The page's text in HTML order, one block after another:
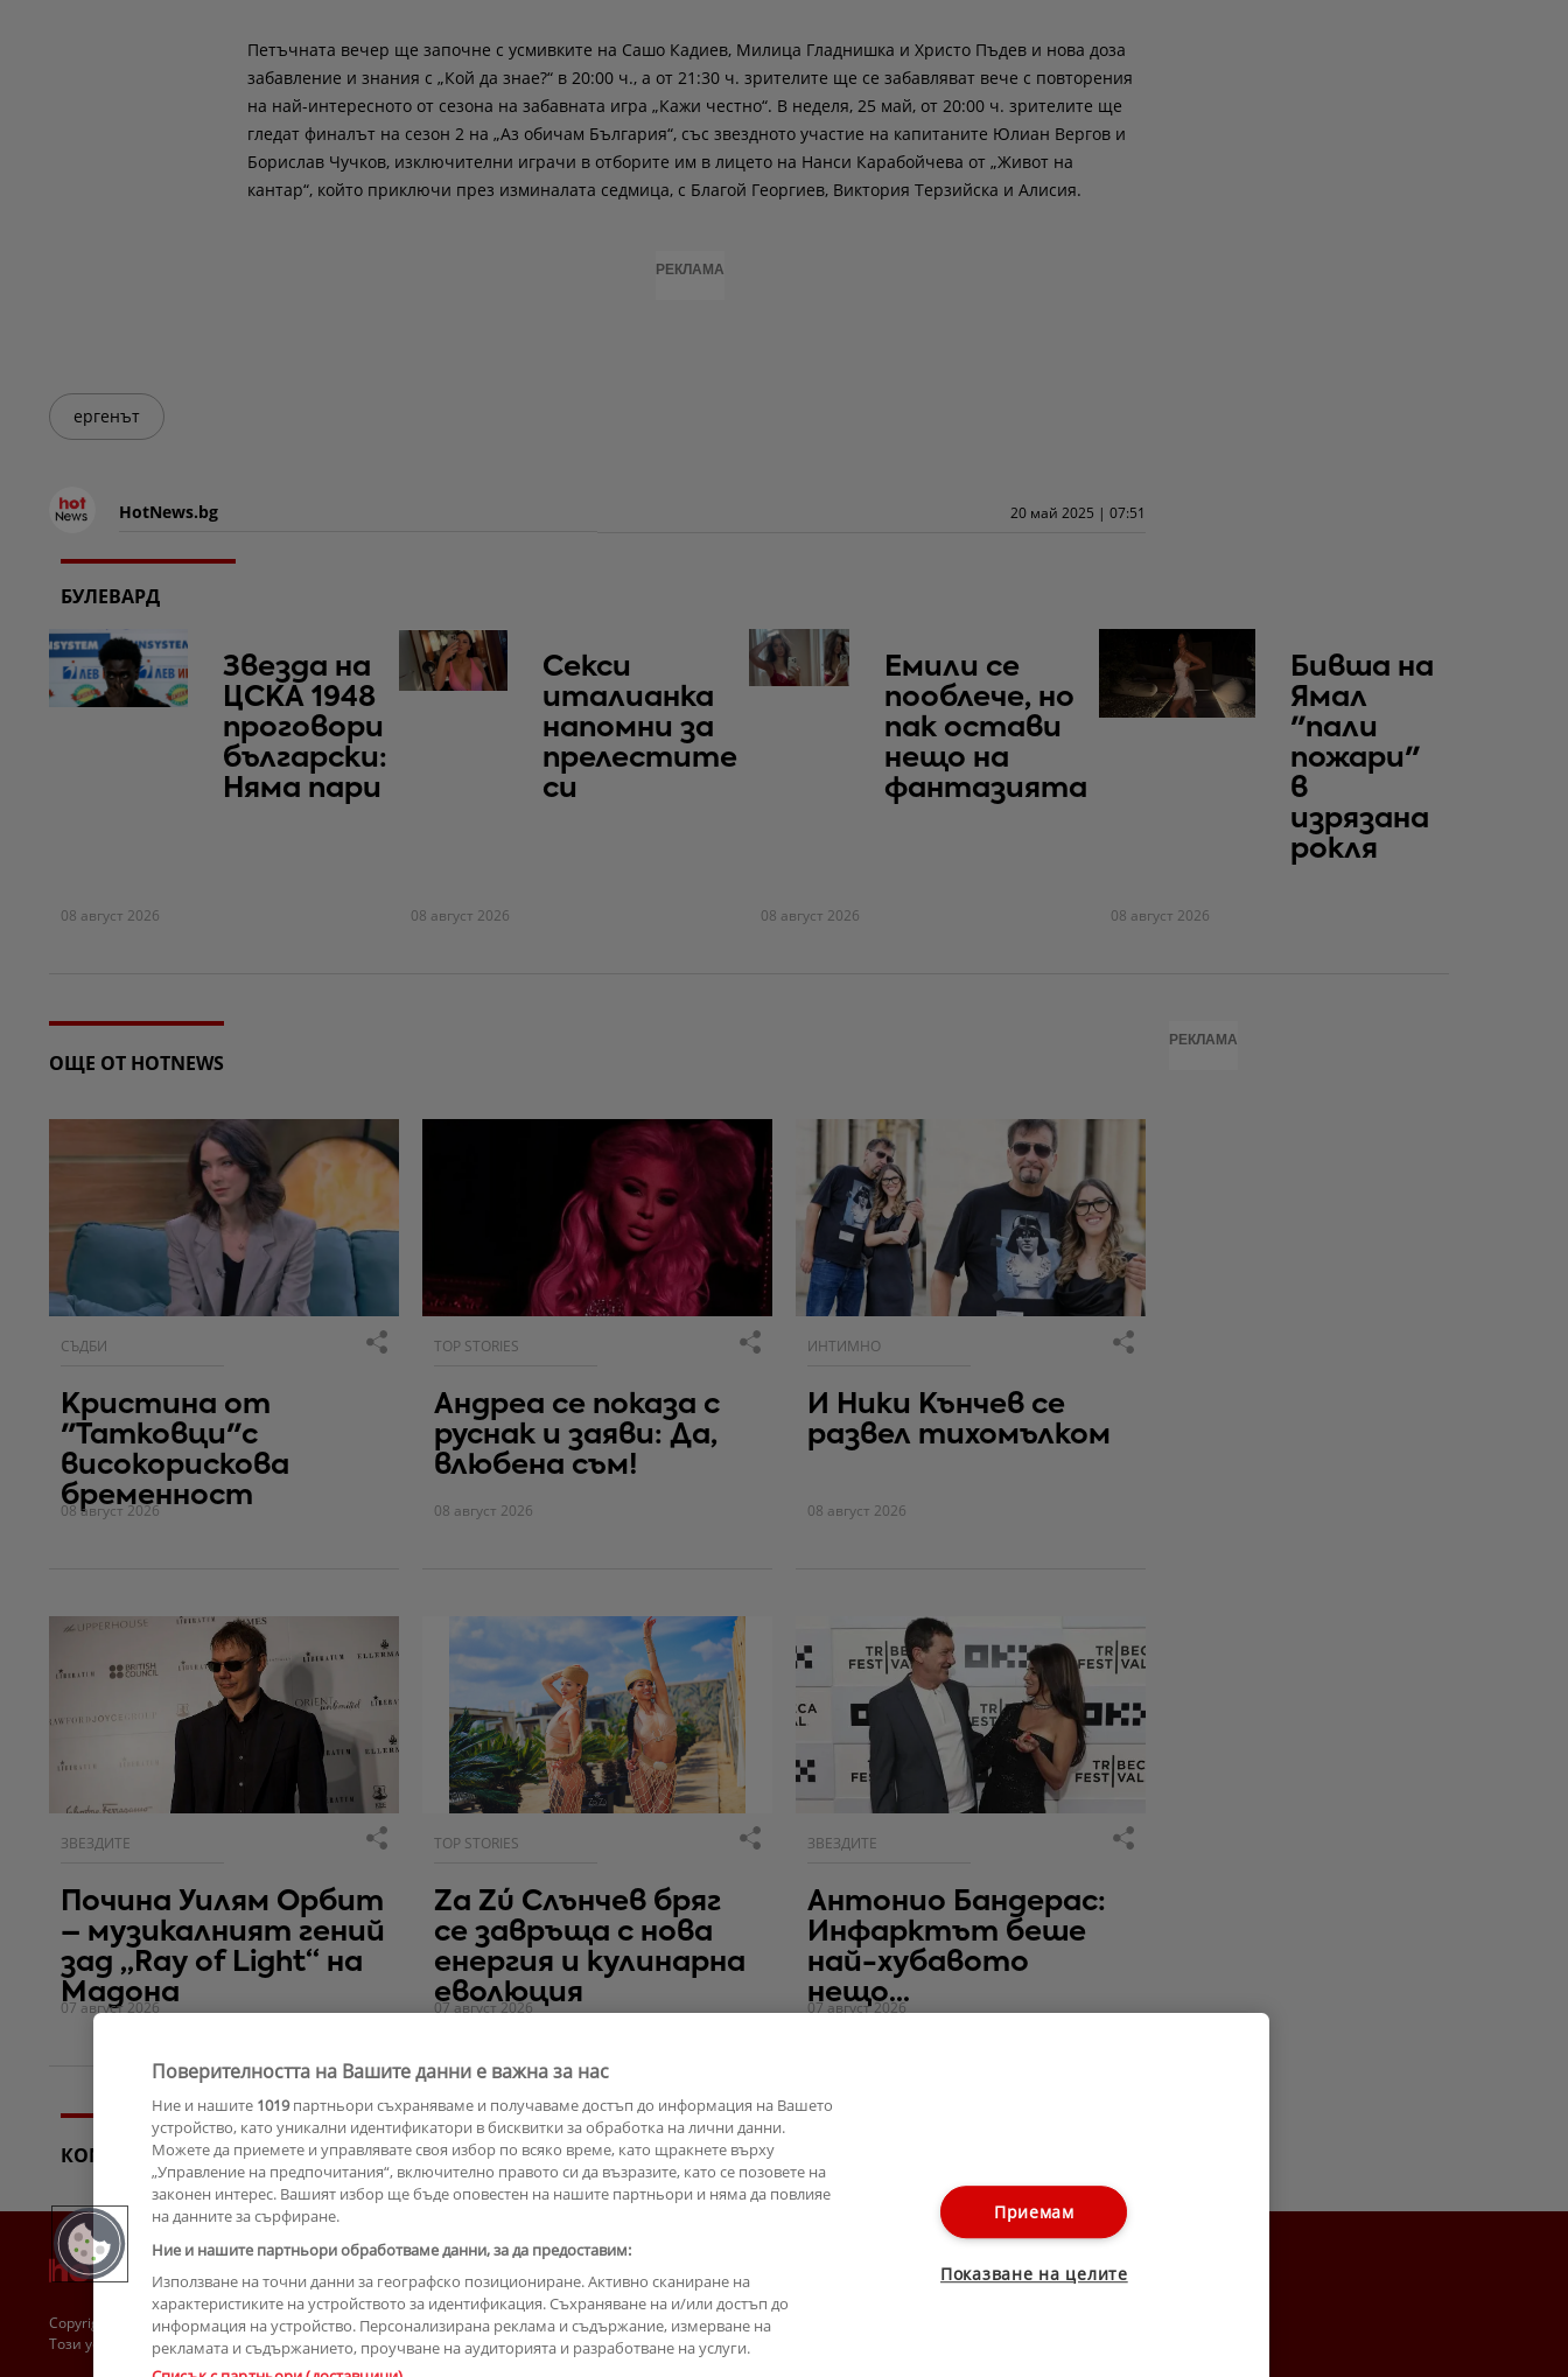
Петъчната вечер ще започне с усмивките на Сашо Кадиев, Милица Гладнишка и Христо Пъдев и нова доза
забавление и знания с „Кой да знае?“ в 20:00 ч., а от 21:30 ч. зрителите ще се забавляват вече с повторения
на най-интересното от сезона на забавната игра „Кажи честно“. В неделя, 25 май, от 20:00 ч. зрителите ще
гледат финалът на сезон 2 на „Аз обичам България“, със звездното участие на капитаните Юлиан Вергов и
Борислав Чучков, изключителни играчи в отборите им в лицето на Нанси Карабойчева от „Живот на
кантар“, който приключи през изминалата седмица, с Благой Георгиев, Виктория Терзийска и Алисия.
РЕКЛАМА
ергенът
HotNews.bg 20 май 2025 | 07:51
БУЛЕВАРД
Звезда на
ЦСКА 1948
проговори
български:
Няма пари
08 август 2026
Секси
италианка
напомни за
прелестите
си
08 август 2026
Емили се
пооблече, но
пак остави
нещо на
фантазията
08 август 2026
Бивша на
Ямал
"пали
пожари"
в
изрязана
рокля
08 август 2026
ОЩЕ ОТ HOTNEWS
СЪДБИ
Кристина от
"Татковци"с
високорискова
бременност
08 август 2026
TOP STORIES
Андреа се показа с
руснак и заяви: Да,
влюбена съм!
08 август 2026
ИНТИМНО
И Ники Кънчев се
развел тихомълком
08 август 2026
ЗВЕЗДИТЕ
Почина Уилям Орбит
– музикалният гений
зад „Ray of Light“ на
Мадона
07 август 2026
TOP STORIES
Za Zú Слънчев бряг
се завръща с нова
енергия и кулинарна
еволюция
07 август 2026
ЗВЕЗДИТЕ
Антонио Бандерас:
Инфарктът беше
най-хубавото
нещо...
07 август 2026
РЕКЛАМА
КОМЕНТАРИ
Copyright © 2007-2026 Hotnews.bg. Всички права запазени.
Този уебсайт е собственост на Sportal Media Group
Поверителността на Вашите данни е важна за нас
Ние и нашите 1019партньори съхраняваме и получаваме достъп до информация на Вашето
устройство, като уникални идентификатори в бисквитки за обработка на лични данни.
Можете да приемете и управлявате своя избор по всяко време, като щракнете върху
„Управление на предпочитания“, включително правото си да възразите, като се позовете на
законен интерес. Вашият избор ще бъде оповестен на нашите партньори и няма да повлияе
на данните за сърфиране.
Ние и нашите партньори обработваме данни, за да предоставим:
Използване на точни данни за географско позициониране. Активно сканиране на
характеристиките на устройството за идентификация. Съхраняване на и/или достъп до
информация на устройство. Персонализирана реклама и съдържание, измерване на
рекламата и съдържанието, проучване на аудиторията и разработване на услуги.
Приемам
Показване на целите